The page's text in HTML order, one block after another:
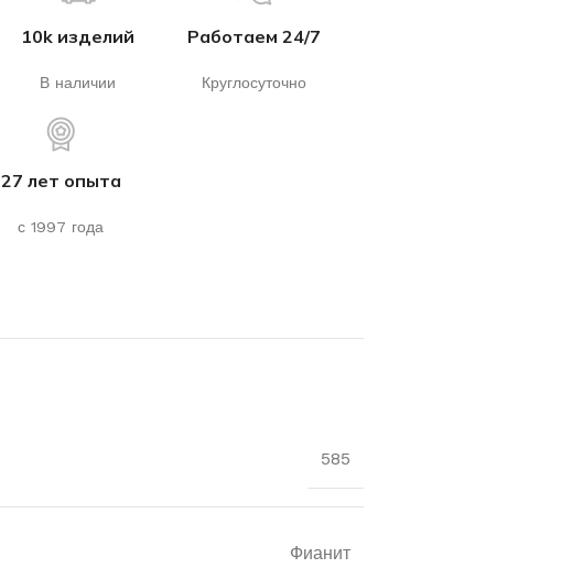
10k изделий
В наличии
Работаем 24/7
Круглосуточно
27 лет опыта
с 1997 года
585
Фианит